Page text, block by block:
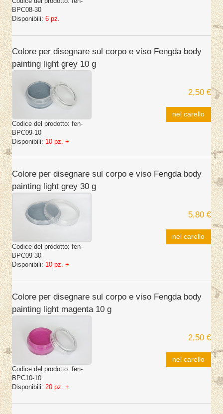
BPC08-30
Disponibili: 6 pz.
Colore per disegnare sul corpo e viso Fengda body
painting light grey 10 g
Codice del prodotto: fen-
BPC09-10
Disponibili: 10 pz. +
2,50 €
nel carello
Colore per disegnare sul corpo e viso Fengda body
painting light grey 30 g
Codice del prodotto: fen-
BPC09-30
Disponibili: 10 pz. +
5,80 €
nel carello
Colore per disegnare sul corpo e viso Fengda body
painting light magenta 10 g
Codice del prodotto: fen-
BPC10-10
Disponibili: 20 pz. +
2,50 €
nel carello